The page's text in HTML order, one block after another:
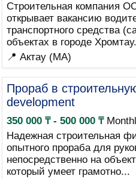
Строительная
открывает вакансию
транспортного средства
объектах в городе
📍 Актау (MA)
Прораб в
development
350 000 ₸ - 500 000 ₸
Надежная строительная
опытного прораба для
непосредственно на
который умеет грамотно...